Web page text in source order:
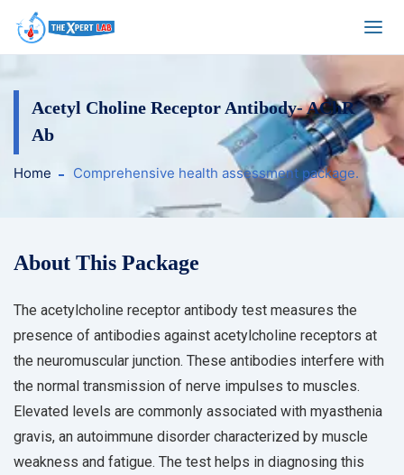
Acetyl Choline Receptor Antibody- AChR
Ab
Home Comprehensive health assessment package.
About This Package
The acetylcholine receptor antibody test measures the
presence of antibodies against acetylcholine receptors at
the neuromuscular junction. These antibodies interfere with
the normal transmission of nerve impulses to muscles.
Elevated levels are commonly associated with myasthenia
gravis, an autoimmune disorder characterized by muscle
weakness and fatigue. The test helps in diagnosing this